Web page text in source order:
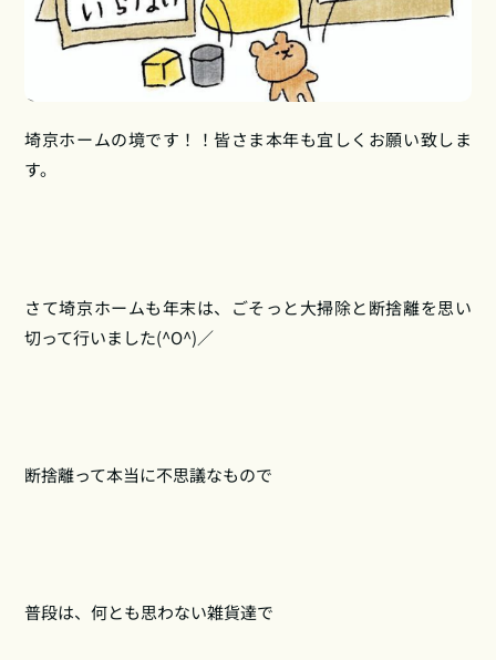
埼京ホームの境です！！皆さま本年も宜しくお願い致しま
す。
さて埼京ホームも年末は、ごそっと大掃除と断捨離を思い
切って行いました(^O^)／
断捨離って本当に不思議なもので
普段は、何とも思わない雑貨達で